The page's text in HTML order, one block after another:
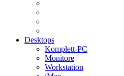
Desktops
Komplett-PC
Monitore
Workstation